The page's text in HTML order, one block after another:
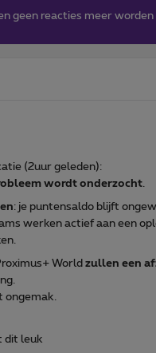
geen reacties meer
(2uur geleden):
wordt onderzocht
: je puntensaldo blijft
werken actief aan een
World zullen een
ongemak.
dit leuk